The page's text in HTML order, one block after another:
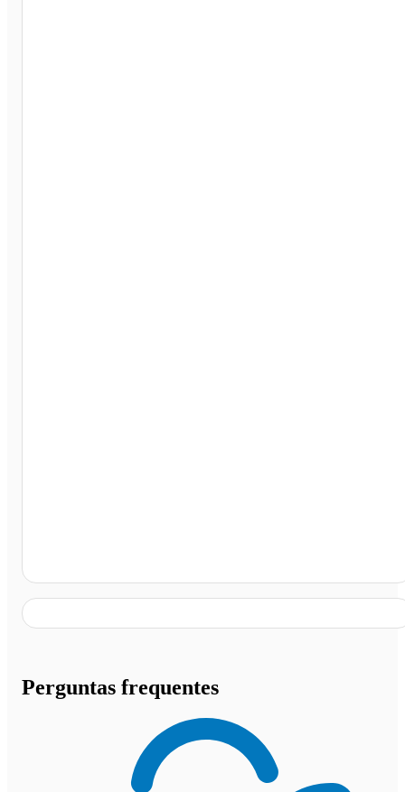
Perguntas frequentes